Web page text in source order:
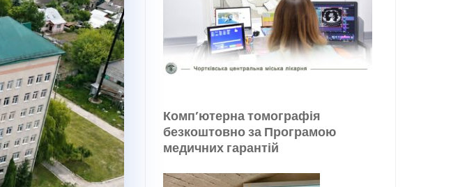
Комп’ютерна томографія
безкоштовно за Програмою
медичних гарантій